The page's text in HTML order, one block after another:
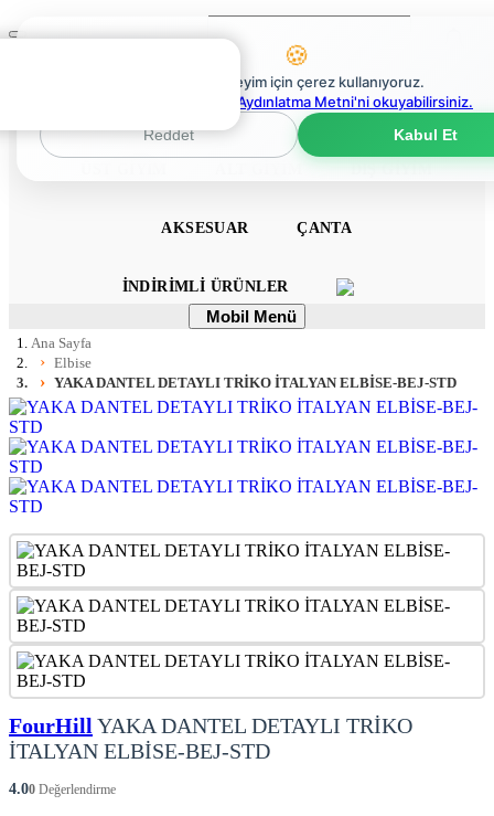
Mobil
0
0
TULUM TAKIM
AKSESUAR ÇANTA
İNDIRIMLI ÜRÜNLER
Mobil
Menü
Mobil Menü
Ana Sayfa
Elbise
YAKA DANTEL DETAYLI TRİKO İTALYAN ELBİSE-BEJ-STD
FourHill YAKA DANTEL DETAYLI TRİKO
İTALYAN ELBİSE-BEJ-STD
4.00 Değerlendirme
🍪
En iyi deneyim için çerez kullanıyoruz.
Çerez Politikaları Aydınlatma Metni'ni okuyabilirsiniz.
Reddet
Kabul Et